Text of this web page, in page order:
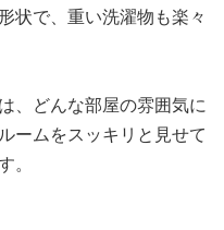
状で、重い洗濯物も楽々
、どんな部屋の雰囲気に
ームをスッキリと見せて
。